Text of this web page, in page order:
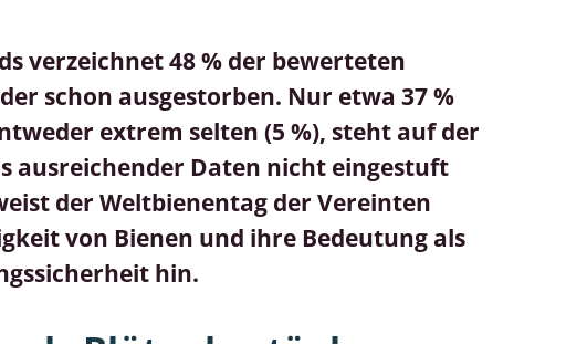
verzeichnet 48 % der bewerteten
schon ausgestorben. Nur etwa 37 %
extrem selten (5 %), steht auf der
ausreichender Daten nicht eingestuft
der Weltbienentag der Vereinten
von Bienen und ihre Bedeutung als
hin.